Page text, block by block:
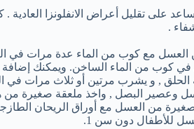
على تقليل أعراض الانفلونزا
.
العسل مع كوب من الماء عدة مرات في
كوب من الماء الساخن. ويمكنك
الحلق , و يشرب مرتين أو ثلاث مرات في
وعصير البصل , واخذ ملعقة صغيرة من
من العسل مع أوراق الريحان
للأطفال دون سن 1.